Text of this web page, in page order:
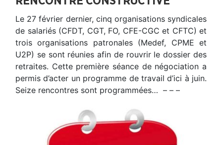
Le 27 février dernier, cinq organisations syndicales
de salariés (CFDT, CGT, FO, CFE-CGC et CFTC) et
trois organisations patronales (Medef, CPME et
U2P) se sont réunies afin de rouvrir le dossier des
retraites. Cette première séance de négociation a
permis d’acter un programme de travail d’ici à juin.
Seize rencontres sont programmées… – – –